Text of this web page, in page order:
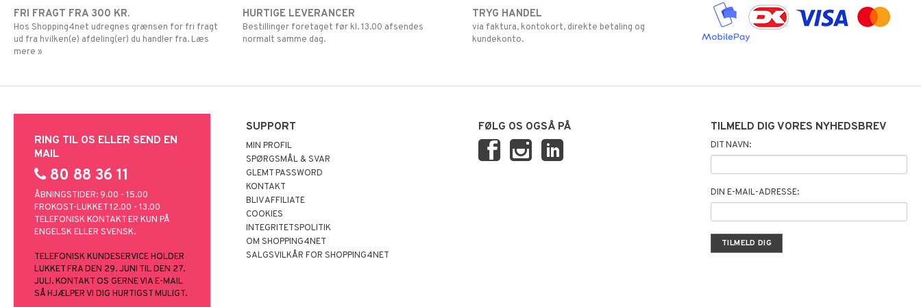
FRI FRAGT FRA 300 KR.
Hos Shopping4net udregnes grænsen for fri fragt
ud fra hvilken(e) afdeling(er) du handler fra. Læs
mere »
HURTIGE LEVERANCER
Bestillinger foretaget før kl. 13.00 afsendes
normalt samme dag.
TRYG HANDEL
via faktura, kontokort, direkte betaling og
kundekonto.
RING TIL OS ELLER SEND EN
MAIL
80 88 36 11
ÅBNINGSTIDER: 9.00 - 15.00
FROKOST-LUKKET 12.00 - 13.00
TELEFONISK KONTAKT ER KUN PÅ
ENGELSK ELLER SVENSK.
TELEFONISK KUNDESERVICE HOLDER
LUKKET FRA DEN 29. JUNI TIL DEN 27.
JULI. KONTAKT OS GERNE VIA E-MAIL
SÅ HJÆLPER VI DIG HURTIGST MULIGT.
SUPPORT
MIN PROFIL
SPØRGSMÅL & SVAR
GLEMT PASSWORD
KONTAKT
BLIV AFFILIATE
COOKIES
INTEGRITETSPOLITIK
OM SHOPPING4NET
SALGSVILKÅR FOR SHOPPING4NET
FØLG OS OGSÅ PÅ TILMELD DIG VORES NYHEDSBREV
DIT NAVN:
DIN E-MAIL-ADRESSE: